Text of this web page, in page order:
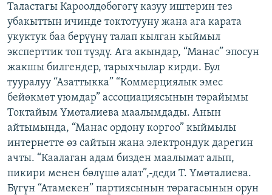
ЭЖЕ-СИҢДИЛЕР
АЗАТТЫК+
ЫҢГАЙСЫЗ СУРООЛОР
ОНЛАЙН ШЕРИНЕ
ЭЕ/АРнун бардык сайттары
Таластагы Кароолдөбөгөгү казуу иштерин тез
убакыттын ичинде токтотууну жана ага карата
укуктук баа берүүнү талап кылган кыймыл
эксперттик топ түздү. Ага акындар, “Манас” эпосун
жакшы билгендер, тарыхчылар кирди. Бул
тууралуу “Азаттыкка” “Коммерциялык эмес
бейөкмөт уюмдар” ассоциациясынын төрайымы
Токтайым Үмөталиева маалымдады. Анын
айтымында, “Манас ордону коргоо” кыймылы
интернетте өз сайтын жана электрондук дарегин
ачты. “Каалаган адам бизден маалымат алып,
пикири менен бөлүшө алат”,-деди Т. Үмөталиева.
Бүгүн “Атамекен” партиясынын төрагасынын орун